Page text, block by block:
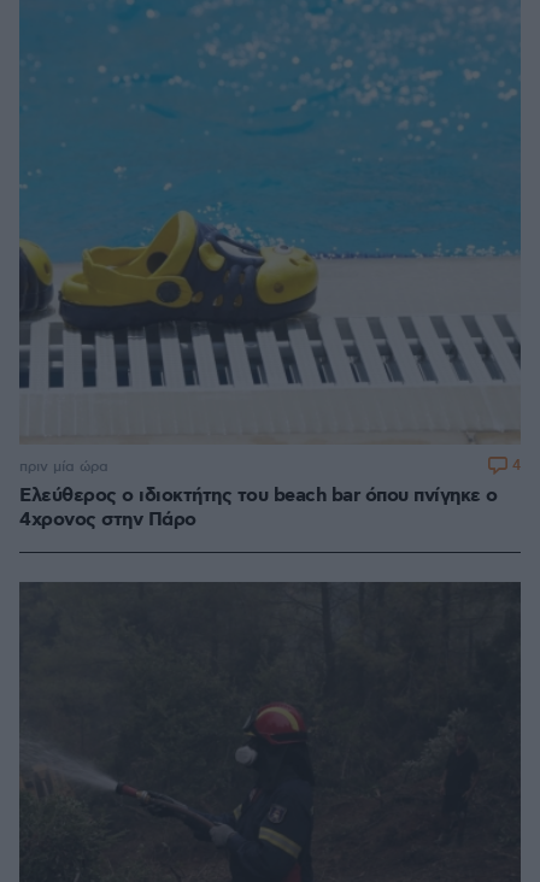
Ελεύθερος ο ιδιοκτήτης του beach bar όπου πνίγηκε ο
4χρονος στην Πάρο
πριν μία ώρα 4